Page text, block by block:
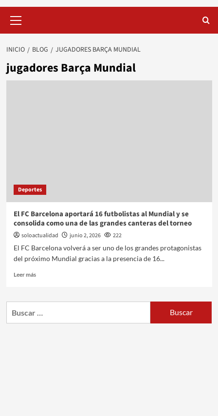
principal
INICIO BLOG JUGADORES BARÇA MUNDIAL
jugadores Barça Mundial
Deportes
El FC Barcelona aportará 16 futbolistas al Mundial y se
consolida como una de las grandes canteras del torneo
soloactualidad junio 2, 2026
222
El FC Barcelona volverá a ser uno de los grandes protagonistas
del próximo Mundial gracias a la presencia de 16...
Leer más